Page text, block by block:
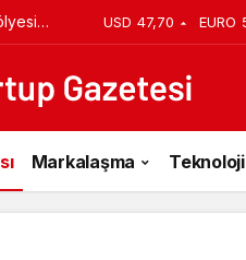
USD 47,70 EURO
Markalaşma Teknoloji